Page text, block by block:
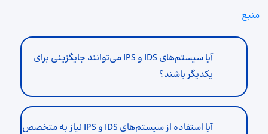
منبع
آیا سیستم‌های IDS و IPS می‌توانند جایگزینی برای
یکدیگر باشند؟
آیا استفاده از سیستم‌های IDS و IPS نیاز به متخصص